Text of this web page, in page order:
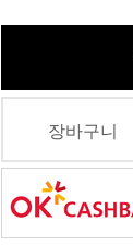
장바구니